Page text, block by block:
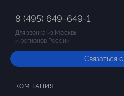
8 (495) 649-649-1
Для звонка из Москвы
и регионов России
Связаться
КОМПАНИЯ